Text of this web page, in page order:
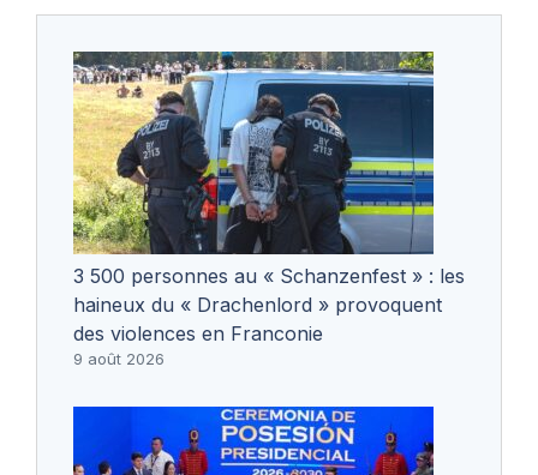
3 500 personnes au « Schanzenfest » : les
haineux du « Drachenlord » provoquent
des violences en Franconie
9 août 2026